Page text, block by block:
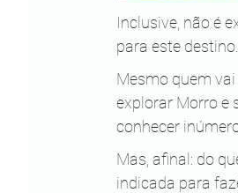
Inclusive, não é
para este destino.
Mesmo quem
explorar Morro e
conhecer
Mas, afinal: do
indicada para